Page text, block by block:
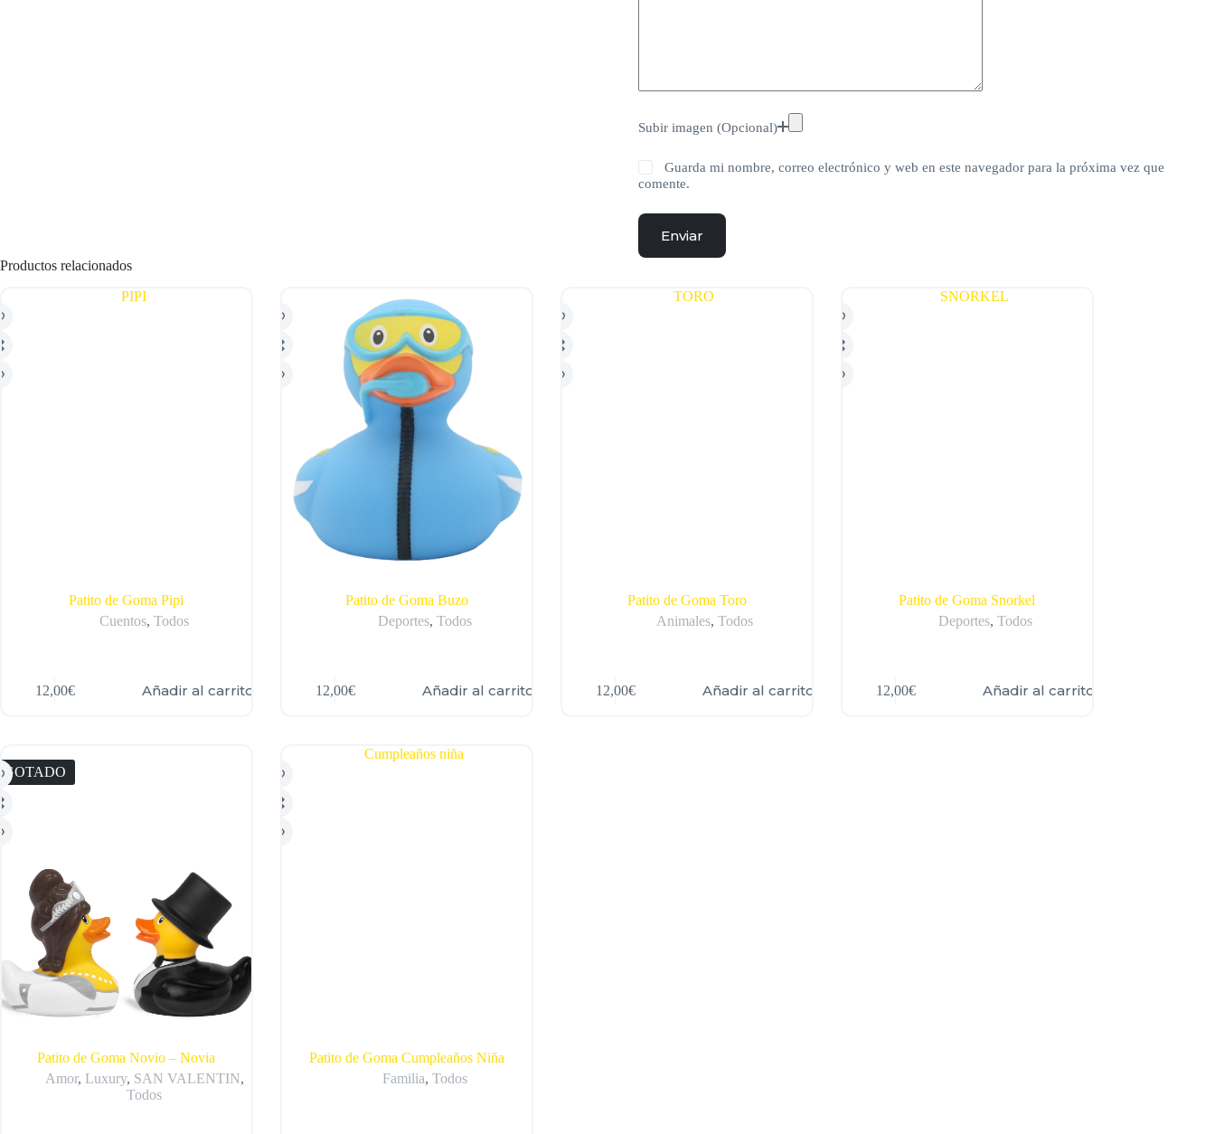
Subir imagen (Opcional)
Guarda mi nombre, correo electrónico y web en este navegador para la próxima vez que
comente.
Enviar
Productos relacionados
Patito de Goma Pipi
Cuentos,Todos
12,00€ Añadir al carrito
Patito de Goma Buzo
Deportes, Todos
12,00€ Añadir al carrito
Patito de Goma Toro
Animales,Todos
12,00€ Añadir al carrito
Patito de Goma Snorkel
Deportes, Todos
12,00€ Añadir al carrito
Patito de Goma Novio – Novia
Amor, Luxury, SAN VALENTIN,
Todos
Patito de Goma Cumpleaños Niña
Familia, Todos